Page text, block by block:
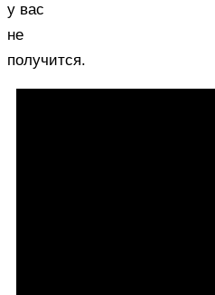
у вас
не
получится.